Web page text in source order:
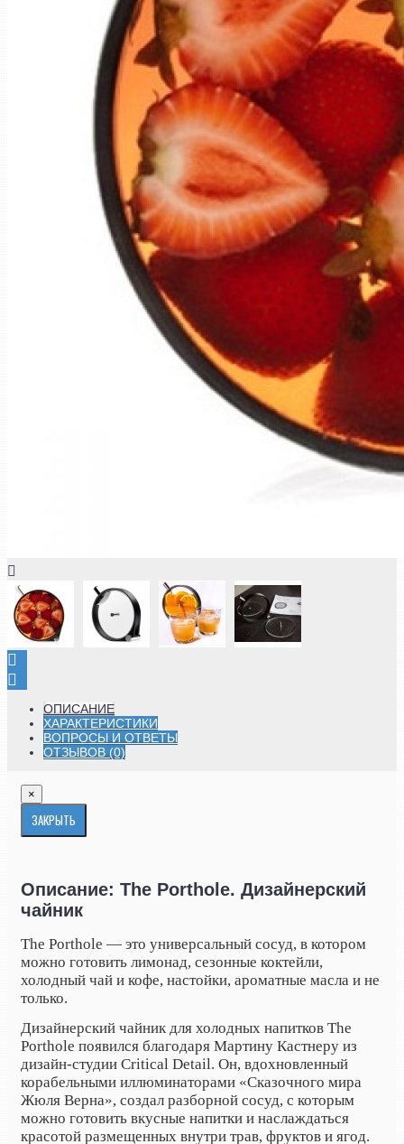
ОПИСАНИЕ
ХАРАКТЕРИСТИКИ
ВОПРОСЫ И ОТВЕТЫ
ОТЗЫВОВ (0)
×
ЗАКРЫТЬ
Описание: The Porthole. Дизайнерский
чайник
The Porthole — это универсальный сосуд, в котором
можно готовить лимонад, сезонные коктейли,
холодный чай и кофе, настойки, ароматные масла и не
только.
Дизайнерский чайник для холодных напитков The
Porthole появился благодаря Мартину Кастнеру из
дизайн-студии Critical Detail. Он, вдохновленный
корабельными иллюминаторами «Сказочного мира
Жюля Верна», создал разборной сосуд, с которым
можно готовить вкусные напитки и наслаждаться
красотой размещенных внутри трав, фруктов и ягод.